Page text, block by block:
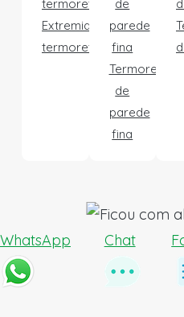
Extremidades
termoretrácteis
de
parede
fina
WhatsApp Chat